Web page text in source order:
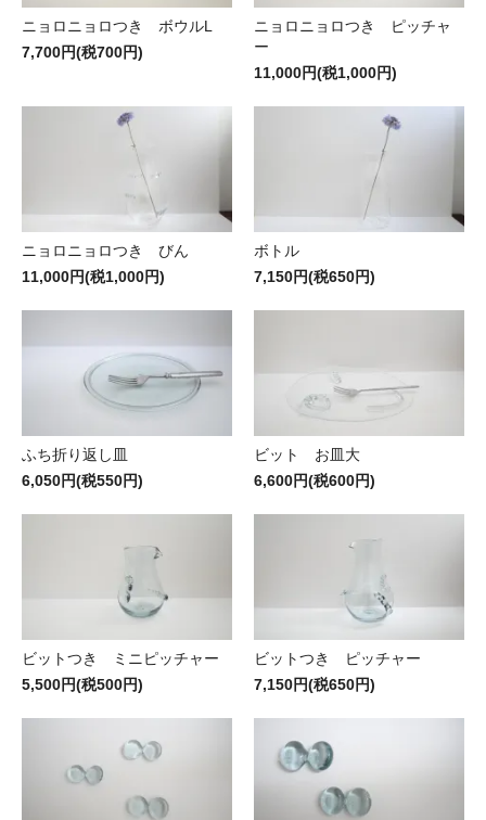
ニョロニョロつき ボウルL
7,700円(税700円)
ニョロニョロつき ピッチャ
ー
11,000円(税1,000円)
ニョロニョロつき びん
11,000円(税1,000円)
ボトル
7,150円(税650円)
ふち折り返し皿
6,050円(税550円)
ビット お皿大
6,600円(税600円)
ビットつき ミニピッチャー
5,500円(税500円)
ビットつき ピッチャー
7,150円(税650円)